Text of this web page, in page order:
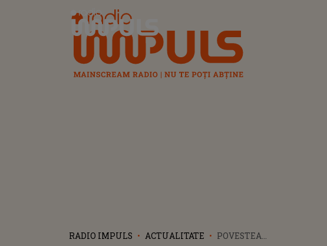
Radio Impuls
RADIO IMPULS ACTUALITATE
POVESTEA